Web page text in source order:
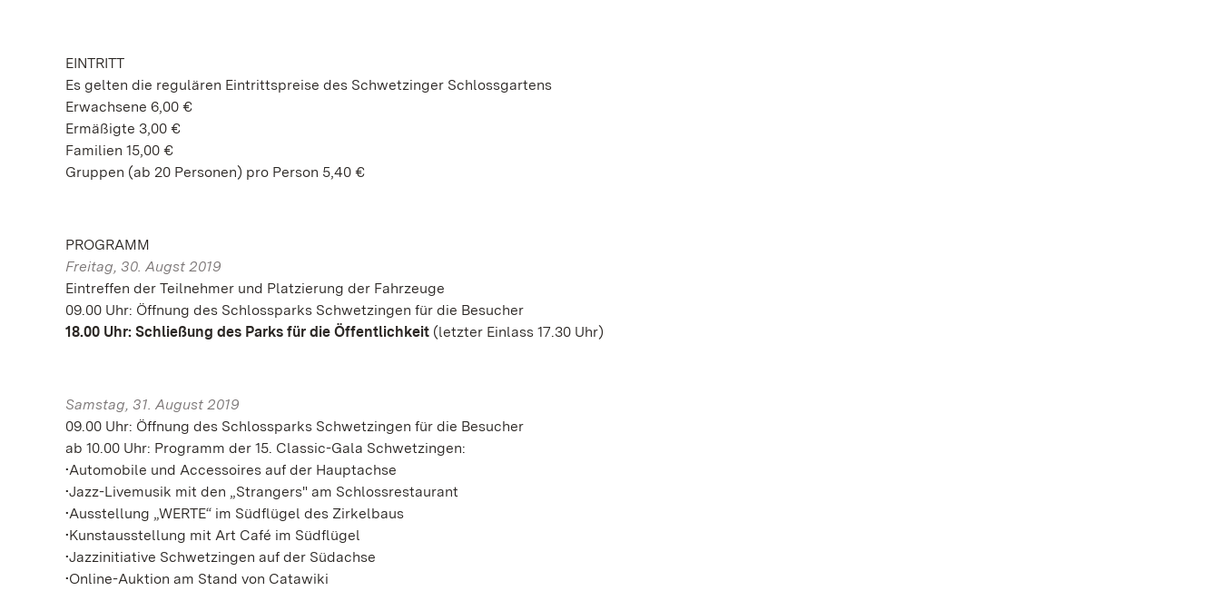
EINTRITT
Es gelten die regulären Eintrittspreise des Schwetzinger Schlossgartens
Erwachsene 6,00 €
Ermäßigte 3,00 €
Familien 15,00 €
Gruppen (ab 20 Personen) pro Person 5,40 €
PROGRAMM
Freitag, 30. Augst 2019
Eintreffen der Teilnehmer und Platzierung der Fahrzeuge
09.00 Uhr: Öffnung des Schlossparks Schwetzingen für die Besucher
18.00 Uhr: Schließung des Parks für die Öffentlichkeit (letzter Einlass 17.30 Uhr)
Samstag, 31. August 2019
09.00 Uhr: Öffnung des Schlossparks Schwetzingen für die Besucher
ab 10.00 Uhr: Programm der 15. Classic-Gala Schwetzingen:
•Automobile und Accessoires auf der Hauptachse
•Jazz-Livemusik mit den „Strangers" am Schlossrestaurant
•Ausstellung „WERTE“ im Südflügel des Zirkelbaus
•Kunstausstellung mit Art Café im Südflügel
•Jazzinitiative Schwetzingen auf der Südachse
•Online-Auktion am Stand von Catawiki